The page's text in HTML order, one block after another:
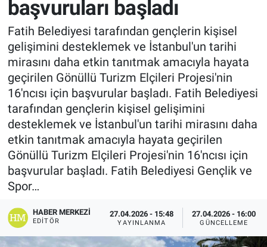
başvuruları başladı
Fatih Belediyesi tarafından gençlerin kişisel
gelişimini desteklemek ve İstanbul'un tarihi
mirasını daha etkin tanıtmak amacıyla hayata
geçirilen Gönüllü Turizm Elçileri Projesi'nin
16'ncısı için başvurular başladı. Fatih Belediyesi
tarafından gençlerin kişisel gelişimini
desteklemek ve İstanbul'un tarihi mirasını daha
etkin tanıtmak amacıyla hayata geçirilen
Gönüllü Turizm Elçileri Projesi'nin 16'ncısı için
başvurular başladı. Fatih Belediyesi Gençlik ve
Spor…
HABER MERKEZI
EDITÖR
27.04.2026 - 15:48
YAYINLANMA
27.04.2026 - 16:00
GÜNCELLEME